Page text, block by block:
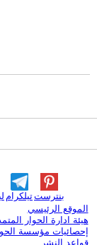
تيلكرامبنترست
الموقع الرئيسي
هيئة ادارة الحوار
إحصائيات مؤسسة
قواعد النشر